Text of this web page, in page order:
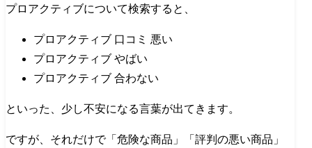
プロアクティブについて検索すると、
プロアクティブ 口コミ 悪い
プロアクティブ やばい
プロアクティブ 合わない
といった、少し不安になる言葉が出てきます。
ですが、それだけで「危険な商品」「評判の悪い商品」